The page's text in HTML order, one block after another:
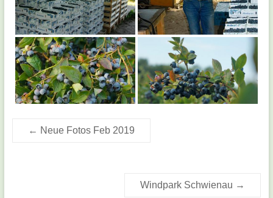
← Neue Fotos Feb 2019
Windpark Schwienau →